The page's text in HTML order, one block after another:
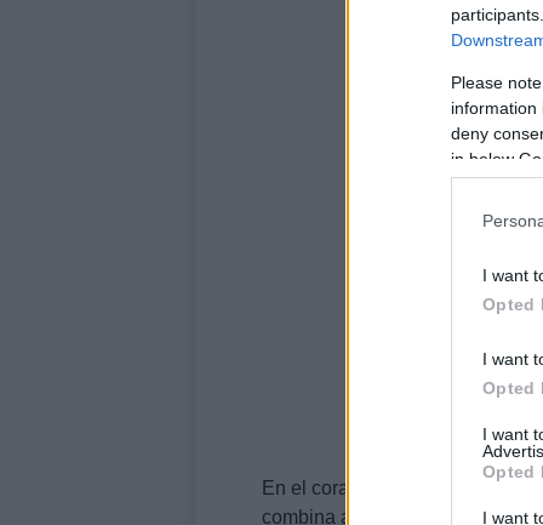
Please
information
deny
in below
I want
Opted
I want
Opted
I want
Opted
I want
En el corazón de tren rodante
combina a la perfección con el